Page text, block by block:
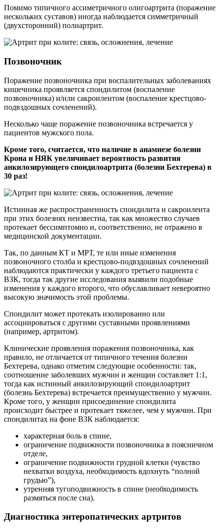
Помимо типичного ассиметричного олигоартрита (поражение
нескольких суставов) иногда наблюдается симметричный
(двухсторонний) полиартрит.
Позвоночник
Поражение позвоночника при воспалительных заболеваниях
кишечника проявляется спондилитом (воспаление
позвоночника) и/или сакроилеитом (воспаление крестцово-
подвздошных сочленений).
Несколько чаще поражение позвоночника встречается у
пациентов мужского пола.
Кроме того, считается, что наличие в анамнезе болезни
Крона и НЯК увеличивает вероятность развития
анкилозирующего спондилоартрита (болезни Бехтерева) в
30 раз!
Истинная же распространенность спондилита и сакроилеита
при этих болезнях неизвестна, так как множество случаев
протекает бессимптомно и, соответственно, не отражено в
медицинской документации.
Так, по данным КТ и МРТ, те или иные изменения
позвоночного столба и крестцово-подвздошных сочленений
наблюдаются практически у каждого третьего пациента с
ВЗК, тогда так другие исследования выявили подобные
изменения у каждого второго, что обуславливает невероятно
высокую значимость этой проблемы.
Спондилит может протекать изолированно или
ассоциироваться с другими суставными проявлениями
(например, артритом).
Клинические проявления поражения позвоночника, как
правило, не отличается от типичного течения болезни
Бехтерева, однако отметим следующие особенности: так,
соотношение заболевших мужчин и женщин составляет 1:1,
тогда как истинный анкилозирующий спондилоартрит
(болезнь Бехтерева) встречается преимущественно у мужчин.
Кроме того, у женщин присоединение спондилита
происходит быстрее и протекает тяжелее, чем у мужчин. При
спондилитах на фоне ВЗК наблюдается:
характерная боль в спине,
ограничение подвижности позвоночника в поясничном
отделе,
ограничение подвижности грудной клетки (чувство
нехватки воздуха, необходимость вдохнуть “полной
грудью”),
утренняя тугоподвижность в спине (необходимость
размяться после сна).
Диагностика энтеропатических артритов